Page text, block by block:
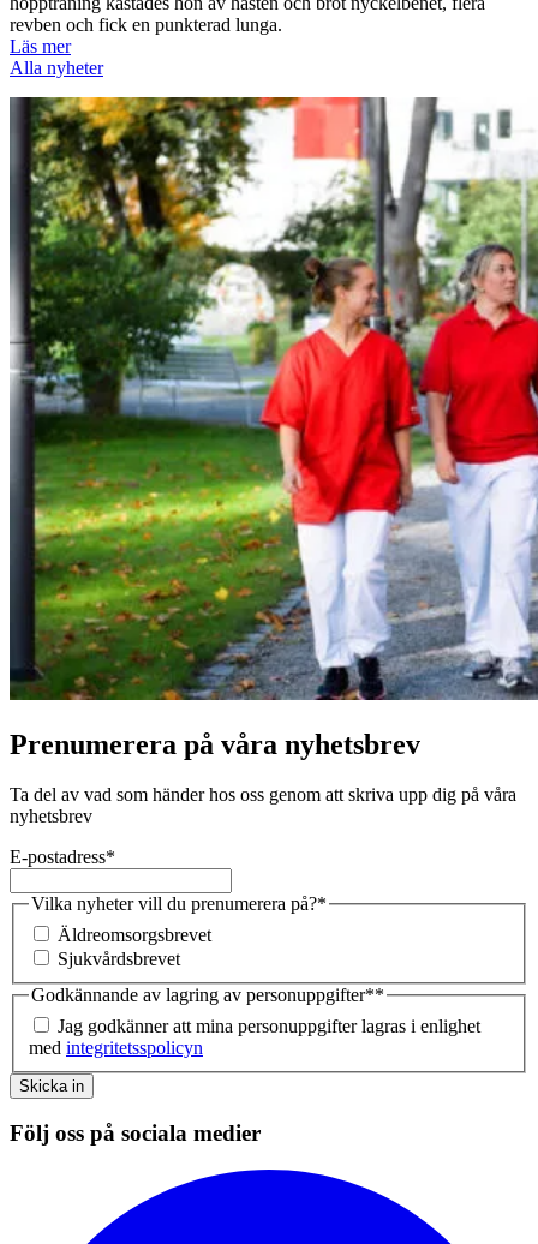
revben och fick en punkterad lunga.
Läs mer
Alla nyheter
Prenumerera på våra nyhetsbrev
Ta del av vad som händer hos oss genom att skriva upp dig på våra
nyhetsbrev
E-postadress*
Vilka nyheter vill du prenumerera på?*
Äldreomsorgsbrevet
Sjukvårdsbrevet
Godkännande av lagring av personuppgifter**
Jag godkänner att mina personuppgifter lagras i enlighet
med integritetsspolicyn
Skicka in
Följ oss på sociala medier